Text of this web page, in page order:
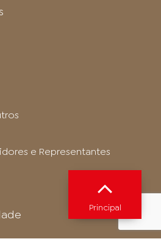
e Representantes
Principal